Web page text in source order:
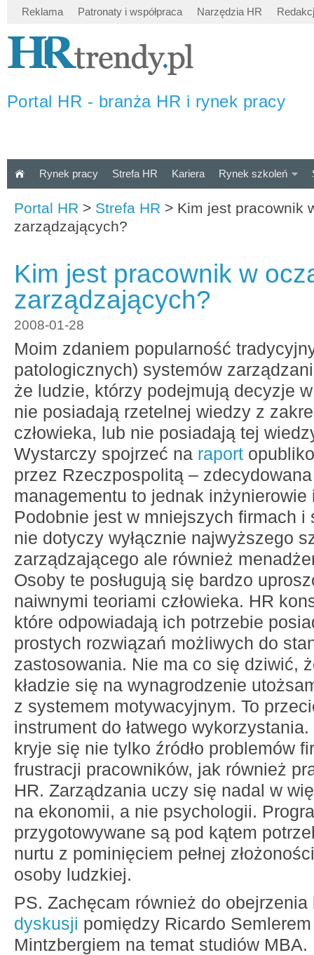
Reklama Patronaty i współpraca Narzędzia HR
Portal HR - branża HR i rynek pracy
Rynek pracy Strefa HR Kariera Rynek szkoleń
Portal HR > Strefa HR > Kim jest pracownik
zarządzających?
Kim jest pracownik w
zarządzających?
2008-01-28
Moim zdaniem popularność
patologicznych) systemów
że ludzie, którzy podejmują decyzje
nie posiadają rzetelnej wiedzy z
człowieka, lub nie posiadają tej
Wystarczy spojrzeć na raport
przez Rzeczpospolitą –
managementu to jednak inżynierowie
Podobnie jest w mniejszych firmach i
nie dotyczy wyłącznie najwyższego
zarządzającego ale również
Osoby te posługują się bardzo
naiwnymi teoriami człowieka. HR
które odpowiadają ich potrzebie
prostych rozwiązań możliwych do
zastosowania. Nie ma co się dziwić,
kładzie się na wynagrodzenie
z systemem motywacyjnym. To
instrument do łatwego
kryje się nie tylko źródło problemów
frustracji pracowników, jak również
HR. Zarządzania uczy się nadal w
na ekonomii, a nie psychologii.
przygotowywane są pod kątem
nurtu z pominięciem pełnej
osoby ludzkiej.
PS. Zachęcam również do
dyskusji pomiędzy Ricardo
Mintzbergiem na temat studiów MBA.